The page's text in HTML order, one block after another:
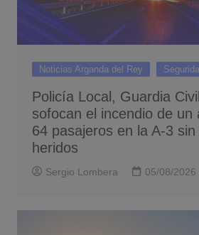
Noticias Arganda del Rey
Policía Local, Guardia
sofocan el incendio de un
64 pasajeros en la A-3
heridos
Sergio Lombera 05/08/2026